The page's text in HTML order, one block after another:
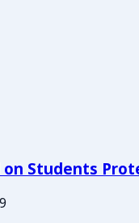
Students